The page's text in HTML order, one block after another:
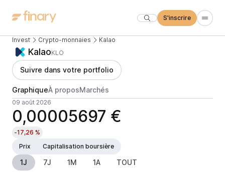
S'inscrire
Invest Crypto-monnaies Kalao
KalaoKLO
Suivre dans votre portfolio
GraphiqueÀ proposMarchés
09 août 2026
0,00005697 €
-17,26 %
Prix
Capitalisation boursière
1J 7J 1M 1A TOUT